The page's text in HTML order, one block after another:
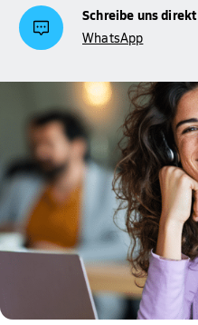
Schreibe uns direkt
WhatsApp